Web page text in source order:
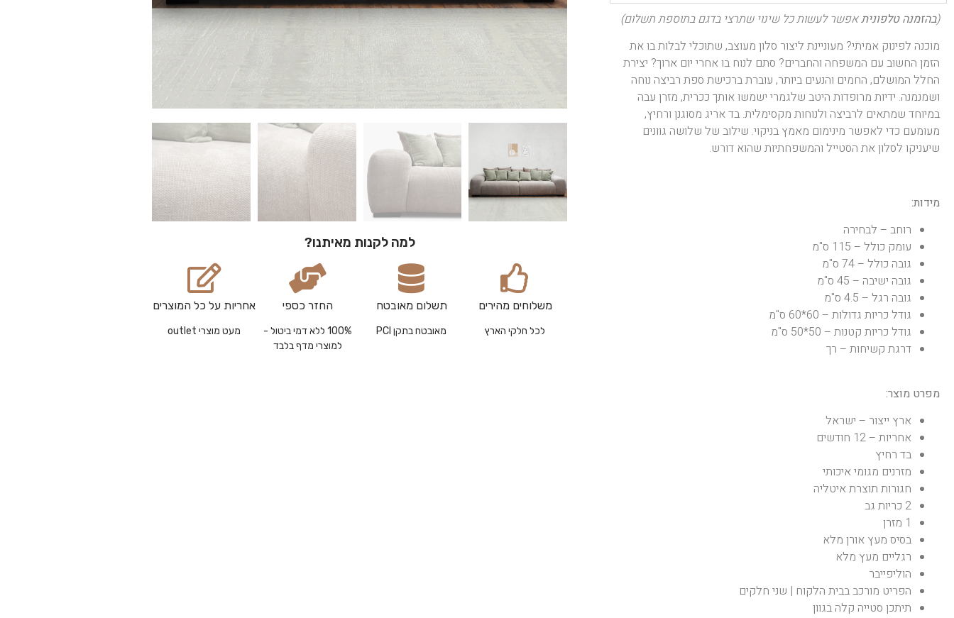
(בהזמנה טלפוניתאפשר לעשות כל שינוי שתרצי בדגם בתוספת תשלום)
מוכנה לפינוק אמיתי? מעוניינת ליצור סלון מעוצב, שתוכלי לבלות בו את
הזמן החשוב עם המשפחה והחברים? סתם לנוח בו אחרי יום ארוך? יצירת
החלל המושלם, החמים והנעים ביותר, עוברת ברכישת ספת רביצה נוחה
ושמנמנה. ידיות מרופדות היטב שלגמרי ישמשו אותך ככרית, מזרן עבה
במיוחד שמתאים לרביצה ולנוחות מקסימלית. בד אריג מסוגנן ורחיץ,
מעומעם כדי לאפשר מינימום מאמץ בניקוי. שילוב של שלושה גוונים
שיעניקו לסלון את הסטייל והמשפחתיות שהוא דורש.
מידות:
רוחב – לבחירה
עומק כולל – 115 ס"מ
גובה כולל – 74 ס"מ
גובה ישיבה – 45 ס"מ
גובה רגל – 4.5 ס"מ
גודל כריות גדולות – 60*60 ס"מ
גודל כריות קטנות – 50*50 ס"מ
דרגת קשיחות – רך
מפרט מוצר:
ארץ ייצור – ישראל
אחריות – 12 חודשים
בד רחיץ
מזרנים מגומי איכותי
חגורות תוצרת איטליה
2 כריות גב
1 מזרן
בסיס מעץ אורן מלא
רגליים מעץ מלא
הוליפייבר
הפריט מורכב בבית הלקוח | שני חלקים
תיתכן סטייה קלה בגוון
למה לקנות מאיתנו?
משלוחים מהירים
לכל חלקי הארץ
תשלום מאובטח
מאובטח בתקן PCI
החזר כספי
100% ללא דמי ביטול -
למוצרי מדף בלבד
אחריות על כל המוצרים
מעט מוצרי outlet